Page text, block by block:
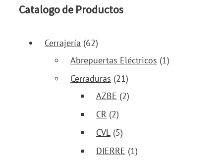
Catalogo de Productos
Cerrajería (62)
Abrepuertas Eléctricos (1)
Cerraduras (21)
AZBE (2)
CR (2)
CVL (5)
DIERRE (1)